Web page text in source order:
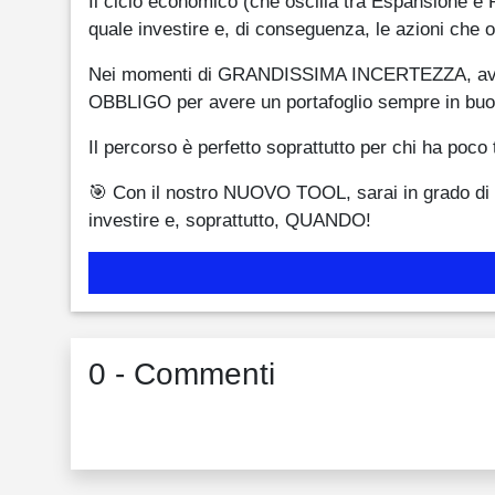
quale investire e, di conseguenza, le azioni che
Nei momenti di GRANDISSIMA INCERTEZZA,
OBBLIGO per avere un portafoglio sempre in
Il percorso è perfetto soprattutto per chi ha
🎯 Con il nostro NUOVO TOOL, sarai in grado
investire e, soprattutto, QUANDO!
0 - Commenti